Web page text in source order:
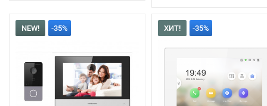
NEW! -35% ХИТ! -35%